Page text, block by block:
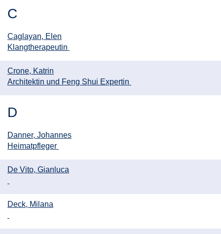
C
Caglayan, Elen
Klangtherapeutin
Crone, Katrin
Architektin und Feng Shui Expertin
D
Danner, Johannes
Heimatpfleger
De Vito, Gianluca
Deck, Milana